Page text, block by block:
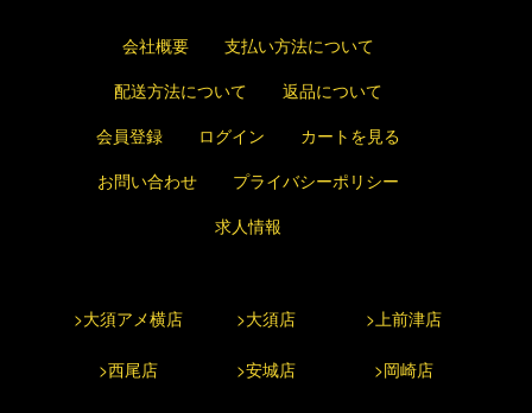
会社概要
支払い方法について
配送方法について
返品について
会員登録
ログイン
カートを見る
お問い合わせ
プライバシーポリシー
求人情報
>大須アメ横店 >大須店 >上前津店
>西尾店 >安城店 >岡崎店